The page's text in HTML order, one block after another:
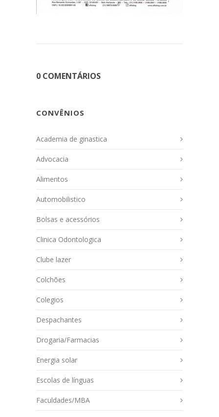
0 COMENTÁRIOS
CONVÊNIOS
Academia de ginastica
Advocacia
Alimentos
Automobilistico
Bolsas e acessórios
Clinica Odontologica
Clube lazer
Colchões
Colegios
Despachantes
Drogaria/Farmacias
Energia solar
Escolas de línguas
Faculdades/MBA